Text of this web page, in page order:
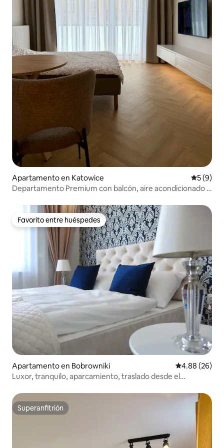
Apartamento en Katowice
5 (9)
Departamento Premium con balcón, aire acondicionado y
Favorito entre huéspedes
Favorito entre huéspedes
Apartamento en Bobrowniki Calificación
4.88 (26)
Luxor, tranquilo, aparcamiento, traslado desde el
Superanfitrión
Superanfitrión